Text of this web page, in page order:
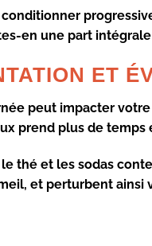
en une part
ET
peut impacter
prend plus de temps
thé et les sodas
et perturbent ainsi